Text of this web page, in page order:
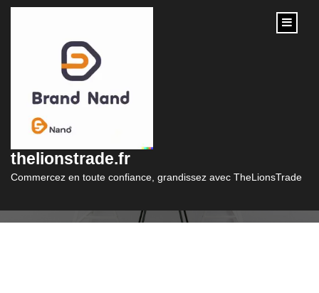
content
thelionstrade.fr
Commercez en toute confiance, grandissez avec TheLionsTrade
Catégorie :